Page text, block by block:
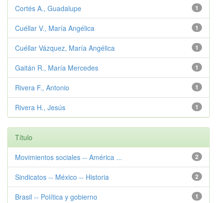
1
Cortés A., Guadalupe
1
Cuéllar V., María Angélica
1
Cuéllar Vázquez, María Angélica
1
Gaitán R., María Mercedes
1
Rivera F., Antonio
1
Rivera H., Jesús
Título
2
Movimientos sociales -- América ...
2
Sindicatos -- México -- Historia
1
Brasil -- Política y gobierno